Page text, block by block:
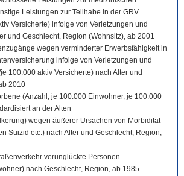
Leistungen zur Teilhabe in der GRV
Versicherte) infolge von Verletzungen und
und Geschlecht, Region (Wohnsitz), ab 2001
wegen verminderter Erwerbsfähigkeit in
infolge von Verletzungen und
100.000 aktiv Versicherte) nach Alter und
2010
(Anzahl, je 100.000 Einwohner, je 100.000
an der Alten
wegen äußerer Ursachen von Morbidität
Suizid etc.) nach Alter und Geschlecht, Region,
verunglückte Personen
nach Geschlecht, Region, ab 1985